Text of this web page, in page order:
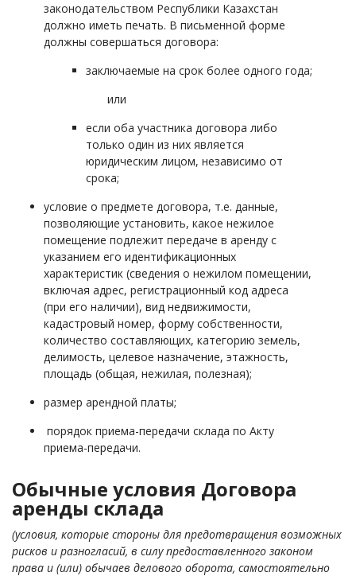
законодательством Республики Казахстан
должно иметь печать. В письменной форме
должны совершаться договора:
заключаемые на срок более одного года;
или
если оба участника договора либо
только один из них является
юридическим лицом, независимо от
срока;
условие о предмете договора, т.е. данные,
позволяющие установить, какое нежилое
помещение подлежит передаче в аренду с
указанием его идентификационных
характеристик (сведения о нежилом помещении,
включая адрес, регистрационный код адреса
(при его наличии), вид недвижимости,
кадастровый номер, форму собственности,
количество составляющих, категорию земель,
делимость, целевое назначение, этажность,
площадь (общая, нежилая, полезная);
размер арендной платы;
порядок приема-передачи склада по Акту
приема-передачи.
Обычные условия Договора
аренды склада
(условия, которые стороны для предотвращения возможных
рисков и разногласий, в силу предоставленного законом
права и (или) обычаев делового оборота, самостоятельно